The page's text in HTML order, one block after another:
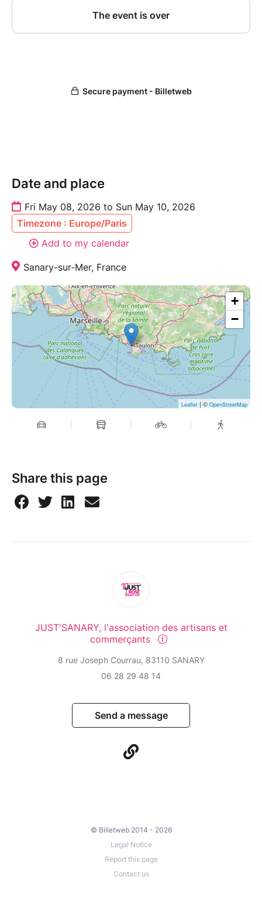
Date and place
Fri May 08, 2026 to Sun May 10, 2026
Timezone : Europe/Paris
Add to my calendar
Sanary-sur-Mer, France
+
−
Leaflet | © OpenStreetMap
Share this page
JUST'SANARY, l'association des artisans et
commerçants
8 rue Joseph Courrau, 83110 SANARY
06 28 29 48 14
Send a message
© Billetweb 2014 - 2026
Legal Notice
Report this page
Contact us